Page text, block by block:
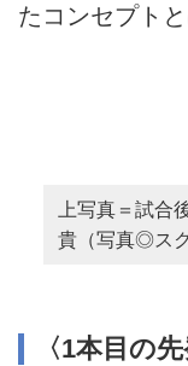
たコンセプトと
上写真＝試合
貴（写真◎ス
〈1本目の